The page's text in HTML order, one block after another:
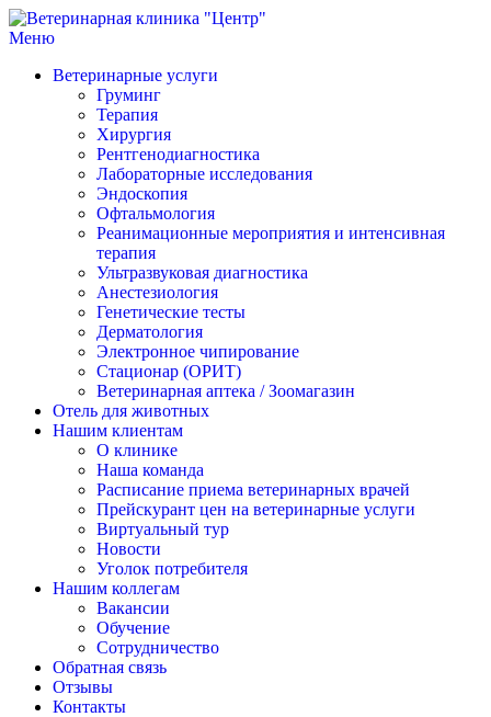
Перейти
к
Меню
Ветеринарные услуги
Груминг
Терапия
Хирургия
Рентгенодиагностика
Лабораторные исследования
Эндоскопия
Офтальмология
Реанимационные мероприятия и интенсивная
терапия
Ультразвуковая диагностика
Анестезиология
Генетические тесты
Дерматология
Электронное чипирование
Стационар (ОРИТ)
Ветеринарная аптека / Зоомагазин
Отель для животных
Нашим клиентам
О клинике
Наша команда
Расписание приема ветеринарных врачей
Прейскурант цен на ветеринарные услуги
Виртуальный тур
Новости
Уголок потребителя
Нашим коллегам
Вакансии
Обучение
Сотрудничество
Обратная связь
Отзывы
Контакты